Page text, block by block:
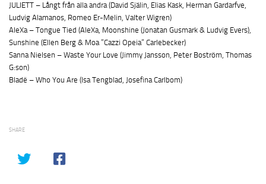
JULIETT – Långt från alla andra (David Själin, Elias Kask, Herman Gardarfve,
Ludvig Alamanos, Romeo Er-Melin, Valter Wigren)
AleXa – Tongue Tied (AleXa, Moonshine (Jonatan Gusmark & Ludvig Evers),
Sunshine (Ellen Berg & Moa ”Cazzi Opeia” Carlebecker)
Sanna Nielsen – Waste Your Love (Jimmy Jansson, Peter Boström, Thomas
G:son)
Bladë – Who You Are (Isa Tengblad, Josefina Carlbom)
SHARE